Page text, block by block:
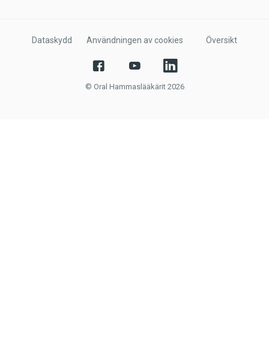
Dataskydd Användningen av cookies Översikt
© Oral Hammaslääkärit 2026